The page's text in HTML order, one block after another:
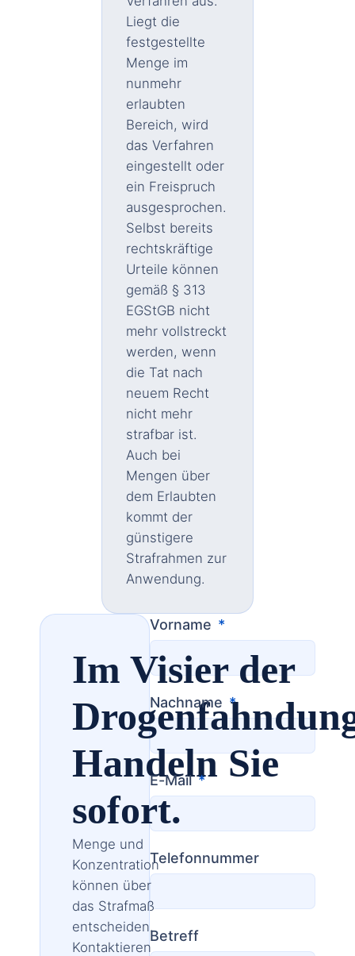
Liegt die
festgestellte
Menge im
nunmehr
erlaubten
Bereich, wird
das Verfahren
eingestellt oder
ein Freispruch
ausgesprochen.
Selbst bereits
rechtskräftige
Urteile können
gemäß § 313
EGStGB nicht
mehr vollstreckt
werden, wenn
die Tat nach
neuem Recht
nicht mehr
strafbar ist.
Auch bei
Mengen über
dem Erlaubten
kommt der
günstigere
Strafrahmen zur
Anwendung.
Im Visier der
Handeln Sie
sofort.
Menge und
Konzentration
können über
das Strafmaß
entscheiden.
Kontaktieren
Vorname
Nachname
E-Mail
Telefonnummer
Betreff